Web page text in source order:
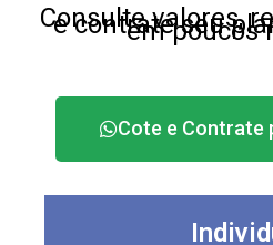
Consulte valores,
e contrate seu
em poucos
Cote e Contrate